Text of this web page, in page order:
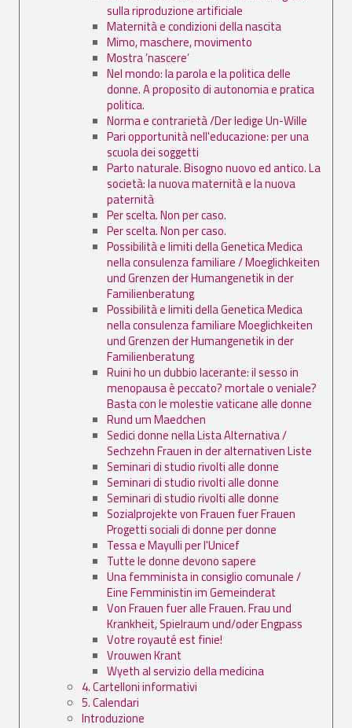
sulla riproduzione artificiale
Maternità e condizioni della nascita
Mimo, maschere, movimento
Mostra ’nascere’
Nel mondo: la parola e la politica delle
donne. A proposito di autonomia e pratica
politica.
Norma e contrarietà /Der ledige Un-Wille
Pari opportunità nell'educazione: per una
scuola dei soggetti
Parto naturale. Bisogno nuovo ed antico. La
società: la nuova maternità e la nuova
paternità
Per scelta. Non per caso.
Per scelta. Non per caso.
Possibilità e limiti della Genetica Medica
nella consulenza familiare / Moeglichkeiten
und Grenzen der Humangenetik in der
Familienberatung
Possibilità e limiti della Genetica Medica
nella consulenza familiare Moeglichkeiten
und Grenzen der Humangenetik in der
Familienberatung
Ruini ho un dubbio lacerante: il sesso in
menopausa è peccato? mortale o veniale?
Basta con le molestie vaticane alle donne
Rund um Maedchen
Sedici donne nella Lista Alternativa /
Sechzehn Frauen in der alternativen Liste
Seminari di studio rivolti alle donne
Seminari di studio rivolti alle donne
Seminari di studio rivolti alle donne
Sozialprojekte von Frauen fuer Frauen
Progetti sociali di donne per donne
Tessa e Mayulli per l'Unicef
Tutte le donne devono sapere
Una femminista in consiglio comunale /
Eine Femministin im Gemeinderat
Von Frauen fuer alle Frauen. Frau und
Krankheit, Spielraum und/oder Engpass
Votre royauté est finie!
Vrouwen Krant
Wyeth al servizio della medicina
4. Cartelloni informativi
5. Calendari
Introduzione